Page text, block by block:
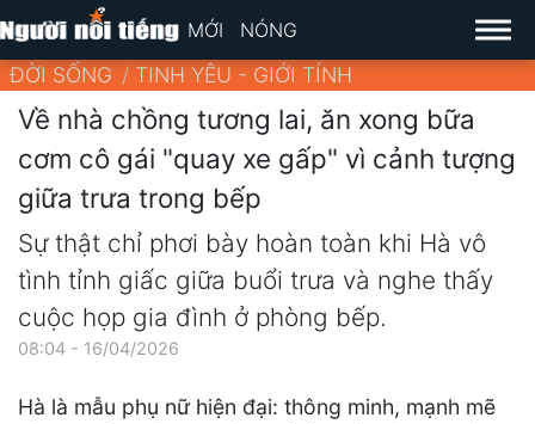
MỚI NÓNG
ĐỜI SỐNG TINH YÊU - GIỚI TÍNH
Về nhà chồng tương lai, ăn xong bữa
cơm cô gái "quay xe gấp" vì cảnh tượng
giữa trưa trong bếp
Sự thật chỉ phơi bày hoàn toàn khi Hà vô
tình tỉnh giấc giữa buổi trưa và nghe thấy
cuộc họp gia đình ở phòng bếp.
08:04 - 16/04/2026
Hà là mẫu phụ nữ hiện đại: thông minh, mạnh mẽ